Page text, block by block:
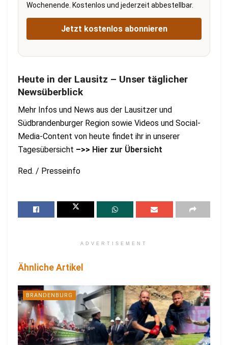
Wochenende. Kostenlos und jederzeit abbestellbar.
Jetzt kostenlos abonnieren
Heute in der Lausitz – Unser täglicher
Newsüberblick
Mehr Infos und News aus der Lausitzer und
Südbrandenburger Region sowie Videos und Social-
Media-Content von heute findet ihr in unserer
Tagesübersicht –>> Hier zur Übersicht
Red. / Presseinfo
ADVERTISEMENT
Ähnliche Artikel
BRANDENBURG